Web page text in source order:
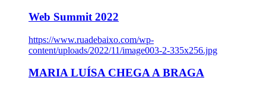
Web Summit 2022
https://www.ruadebaixo.com/wp-
content/uploads/2022/11/image003-2-335x256.jpg
MARIA LUÍSA CHEGA A BRAGA